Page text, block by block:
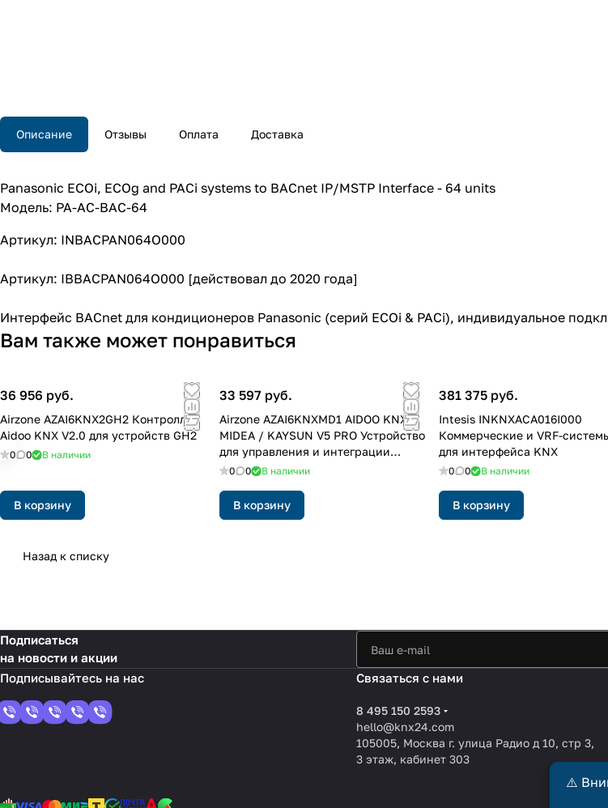
Описание Отзывы Оплата Доставка
Panasonic ECOi, ECOg and PACi systems to BACnet IP/MSTP Interface - 64 units
Модель: PA-AC-BAC-64
Артикул: INBACPAN064O000
Артикул: IBBACPAN064O000 [действовал до 2020 года]
Интерфейс BACnet для кондиционеров Panasonic (серий ECOi & PACi), индивидуальное
Вам также может понравиться
36 956 руб.
Airzone AZAI6KNX2GH2 Контроллер
Aidoo KNX V2.0 для устройств GH2
0 0 В наличии
В корзину
33 597 руб.
Airzone AZAI6KNXMD1 AIDOO KNX
MIDEA / KAYSUN V5 PRO Устройство
для управления и интеграции
блоков Midea/Kaysun в системы
0 0 В наличии
В корзину
381 375 руб.
Intesis INKNXACA016I000
Коммерческие и VRF-
для интерфейса KNX
0 0 В наличии
В корзину
Назад к списку
Подписаться
на новости и акции
Связаться с нами
8 495 150 2593
hello@knx24.com
105005, Москва г. улица Радио д 10, стр 3,
3 этаж, кабинет 303
⚠️